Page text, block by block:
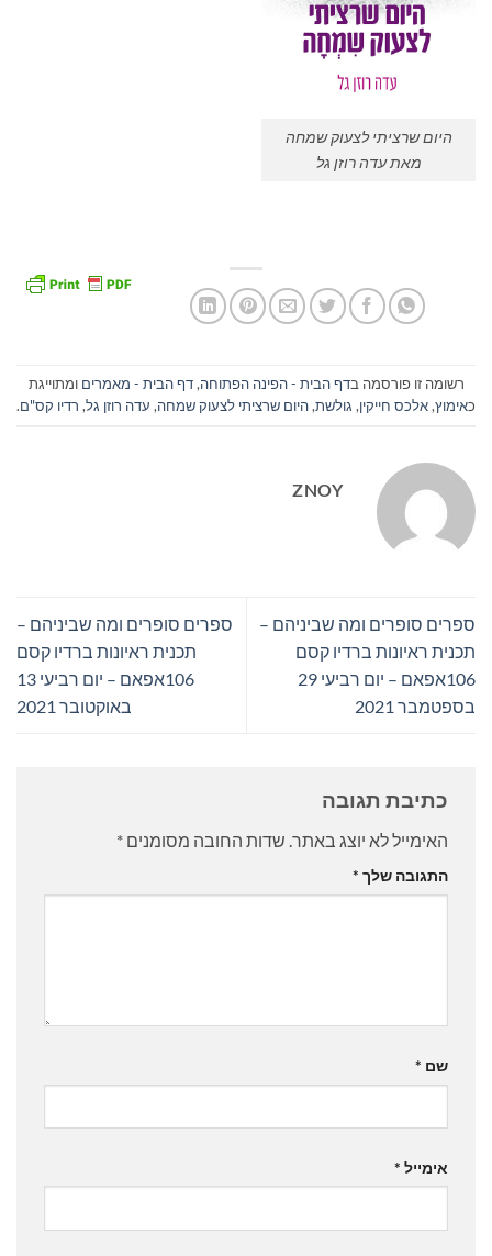
היום שרציתי לצעוק שמחה
מאת עדה רוזן גל
רשומה זו פורסמה בדף הבית - הפינה הפתוחה,דף הבית - מאמרים ומתוייגת
כאימוץ,אלכס חייקין, גולשת,היום שרציתי לצעוק שמחה, עדה רוזן גל, רדיו קס"ם.
ZNOY
ספרים סופרים ומה שביניהם –
תכנית ראיונות ברדיו קסם
106אפאם – יום רביעי 29
בספטמבר 2021
ספרים סופרים ומה שביניהם –
תכנית ראיונות ברדיו קסם
106אפאם – יום רביעי 13
באוקטובר 2021
כתיבת תגובה
האימייל לא יוצג באתר. שדות החובה מסומנים *
התגובה שלך *
שם *
אימייל *